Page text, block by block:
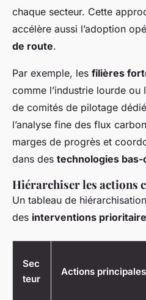
chaque secteur. Cette
accélère aussi l’adoption
de route.
Par exemple, les filières
comme l’industrie lourde
de comités de pilotage
l’analyse fine des flux
marges de progrès et
dans des technologies
Hiérarchiser les actions
Un tableau de
des interventions
Sec
teur
Actions principales